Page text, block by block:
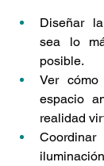
Diseñar
sea lo
posible.
Ver
espacio
realidad